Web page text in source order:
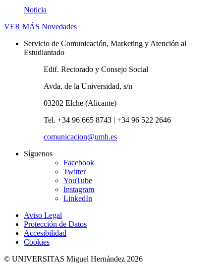
Noticia
VER MÁS Novedades
Servicio de Comunicación, Marketing y Atención al
Estudiantado
Edif. Rectorado y Consejo Social
Avda. de la Universidad, s/n
03202 Elche (Alicante)
Tel. +34 96 665 8743 | +34 96 522 2646
comunicacion@umh.es
Síguenos
Facebook
Twitter
YouTube
Instagram
LinkedIn
Aviso Legal
Protección de Datos
Accesibilidad
Cookies
© UNIVERSITAS Miguel Hernández 2026